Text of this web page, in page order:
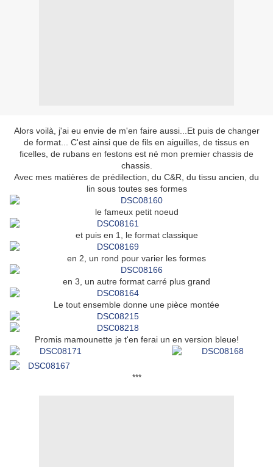
Alors voilà, j'ai eu envie de m'en faire aussi...Et puis de changer
de format... C'est ainsi que de fils en aiguilles, de tissus en
ficelles, de rubans en festons est né mon premier chassis de
chassis.
Avec mes matières de prédilection, du C&R, du tissu ancien, du
lin sous toutes ses formes
le fameux petit noeud
et puis en 1, le format classique
en 2, un rond pour varier les formes
en 3, un autre format carré plus grand
Le tout ensemble donne une pièce montée
Promis mamounette je t'en ferai un en version bleue!
***